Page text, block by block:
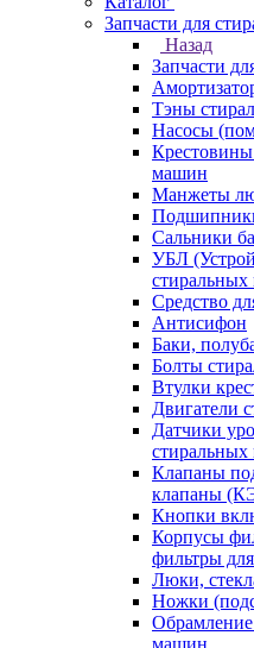
Запчасти для
Назад
Запчасти
Тэны
Насосы
Крестовины
машин
Манжеты
Сальники
УБЛ
Средство
Антисифон
Баки,
Болты
Втулки
Двигатели
Датчики
Клапаны
клапаны
Кнопки
Корпусы
фильтры
Люки,
Ножки
машин